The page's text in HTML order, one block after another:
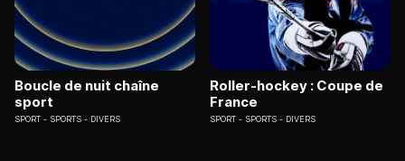
Boucle de nuit chaîne
sport
SPORT SPORTS - DIVERS
Roller-hockey : Coupe de
France
SPORT SPORTS - DIVERS